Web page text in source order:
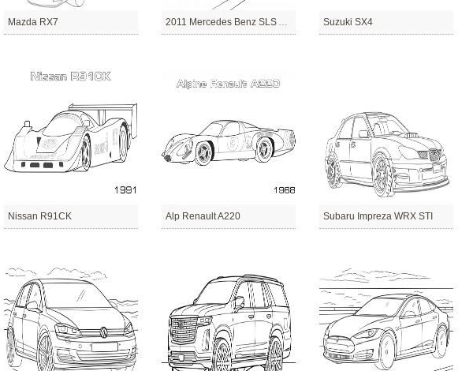
Mazda RX7 2011 Mercedes Benz SLS AMG Suzuki SX4
Nissan R91CK Alp Renault A220 Subaru Impreza WRX STI